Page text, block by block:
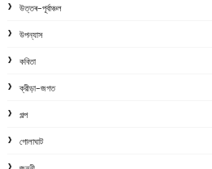
উত্তৰ-পূৰ্বাঞ্চল
উপন্যাস
কবিতা
ক্রীড়া-জগত
গল্প
গোলাঘাট